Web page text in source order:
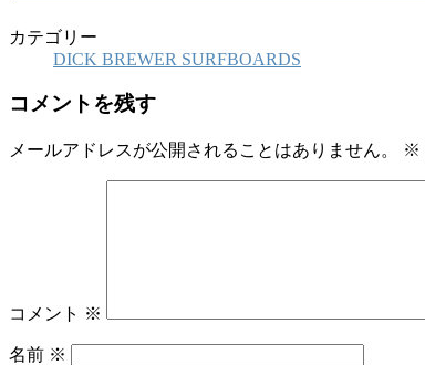
カテゴリー
DICK BREWER SURFBOARDS
コメントを残す
メールアドレスが公開されることはありません。 ※
コメント ※
名前 ※